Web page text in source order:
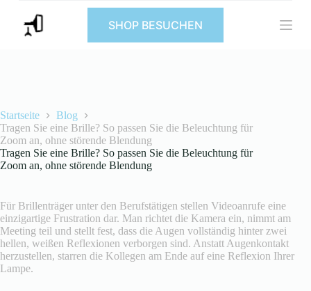
t
s
p
r
i
n
SHOP BESUCHEN
Startseite
Blog
Tragen Sie eine Brille? So passen Sie die Beleuchtung für
Zoom an, ohne störende Blendung
Tragen Sie eine Brille? So passen Sie die Beleuchtung für
Zoom an, ohne störende Blendung
Für Brillenträger unter den Berufstätigen stellen Videoanrufe eine
einzigartige Frustration dar. Man richtet die Kamera ein, nimmt am
Meeting teil und stellt fest, dass die Augen vollständig hinter zwei
hellen, weißen Reflexionen verborgen sind. Anstatt Augenkontakt
herzustellen, starren die Kollegen am Ende auf eine Reflexion Ihrer
Lampe.